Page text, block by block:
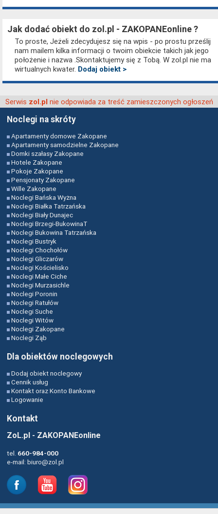
Jak dodać obiekt do zol.pl - ZAKOPANEonline ?
To proste, Jeżeli zdecydujesz się na wpis - po prostu prześlij
nam mailem kilka informacji o twoim obiekcie takich jak jego
położenie i nazwa .Skontaktujemy się z Tobą. W zol.pl nie ma
wirtualnych kwater. Dodaj obiekt >
Serwis zol.pl nie odpowiada za treść zamieszczonych ogłoszeń
Noclegi na skróty
Apartamenty domowe Zakopane
Apartamenty samodzielne Zakopane
Domki szałasy Zakopane
Hotele Zakopane
Pokoje Zakopane
Pensjonaty Zakopane
Wille Zakopane
Noclegi Bańska Wyżna
Noclegi Białka Tatrzańska
Noclegi Biały Dunajec
Noclegi Brzegi-BukowinaT
Noclegi Bukowina Tatrzańska
Noclegi Bustryk
Noclegi Chochołów
Noclegi Gliczarów
Noclegi Kościelisko
Noclegi Małe Ciche
Noclegi Murzasichle
Noclegi Poronin
Noclegi Ratułów
Noclegi Suche
Noclegi Witów
Noclegi Zakopane
Noclegi Ząb
Dla obiektów noclegowych
Dodaj obiekt noclegowy
Cennik usług
Kontakt oraz Konto Bankowe
Logowanie
Kontakt
ZoL.pl - ZAKOPANEonline
tel. 660-984-000
e-mail:biuro@zol.pl